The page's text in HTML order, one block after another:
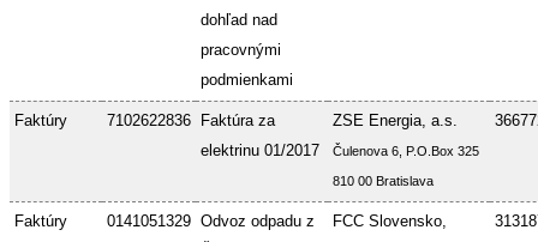
dohľad nad
pracovnými
podmienkami
Faktúry 7102622836
Faktúra za
elektrinu 01/2017
ZSE Energia, a.s.
Čulenova 6, P.O.Box 325
810 00 Bratislava
Faktúry 0141051329 Odvoz odpadu z
FCC Slovensko,